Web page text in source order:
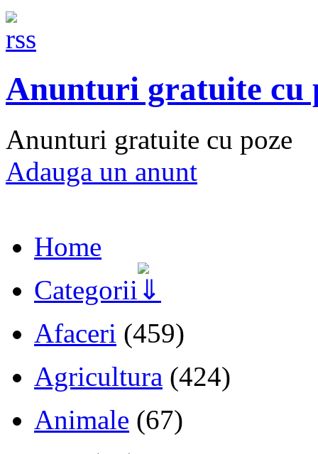
Anunturi gratuite cu
Anunturi gratuite cu poze
Adauga un anunt
Home
Categorii
Afaceri (459)
Agricultura (424)
Animale (67)